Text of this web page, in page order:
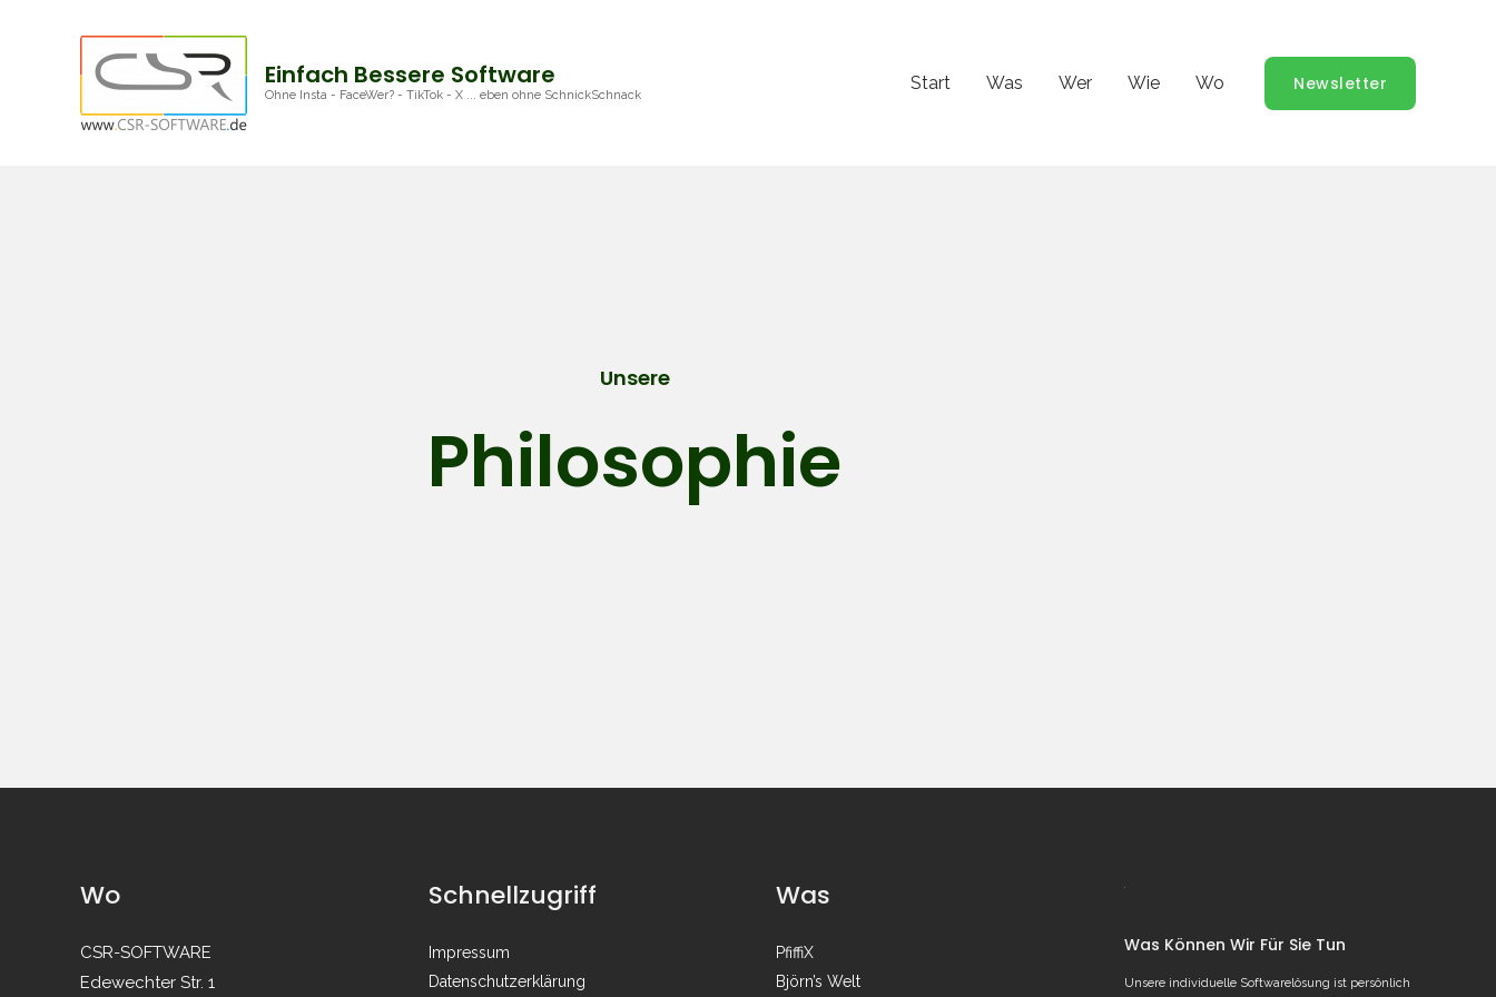
Einfach Bessere Software
Ohne Insta - FaceWer? - TikTok - X ... eben ohne SchnickSchnack
Start Was Wer Wie Wo Newsletter
Unsere
Philosophie
Wo
CSR-SOFTWARE
Edewechter Str. 1
Schnellzugriff
Impressum
Datenschutzerklärung
Was
PfiffiX
Björn’s Welt
Was Können Wir Für Sie Tun
Unsere individuelle Softwarelösung ist persönlich